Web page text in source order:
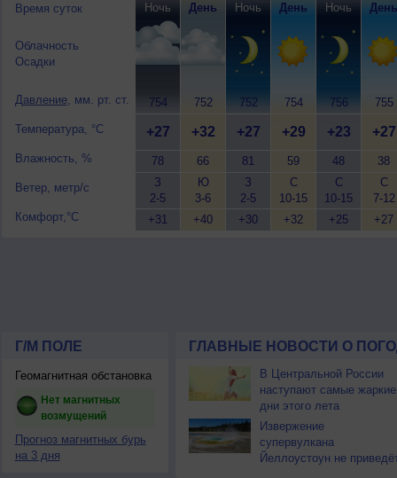
Время суток
Облачность
Осадки
Давление, мм. рт. ст.
Температура, °C
Влажность, %
Ветер, метр/с
Комфорт,°C
Ночь
754
+27
78
З
2-5
+31
День
752
+32
66
Ю
3-6
+40
Ночь
752
+27
81
З
2-5
+30
День
754
+29
59
С
10-15
+32
Ночь
756
+23
48
С
10-15
+25
День
755
+27
38
С
7-12
+27
Г/М ПОЛЕ
Геомагнитная обстановка
Нет магнитных
возмущений
Прогноз магнитных бурь
на 3 дня
ГЛАВНЫЕ НОВОСТИ О
В Центральной России
наступают самые жаркие
дни этого лета
Извержение
супервулкана
Йеллоустоун не